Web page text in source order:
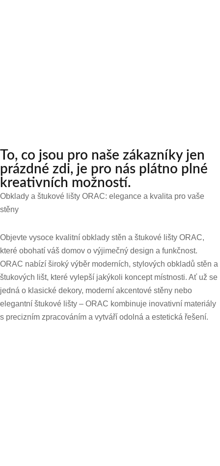
To, co jsou pro naše zákazníky jen
prázdné zdi, je pro nás plátno plné
kreativních možností.
Obklady a štukové lišty ORAC: elegance a kvalita pro vaše
stěny
Objevte vysoce kvalitní obklady stěn a štukové lišty ORAC,
které obohatí váš domov o výjimečný design a funkčnost.
ORAC nabízí široký výběr moderních, stylových obkladů stěn a
štukových lišt, které vylepší jakýkoli koncept místnosti. Ať už se
jedná o klasické dekory, moderní akcentové stěny nebo
elegantní štukové lišty – ORAC kombinuje inovativní materiály
s precizním zpracováním a vytváří odolná a estetická řešení.